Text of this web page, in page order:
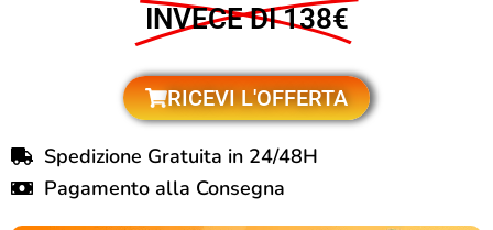
INVECE DI 138€
RICEVI L'OFFERTA
Spedizione Gratuita in 24/48H
Pagamento alla Consegna